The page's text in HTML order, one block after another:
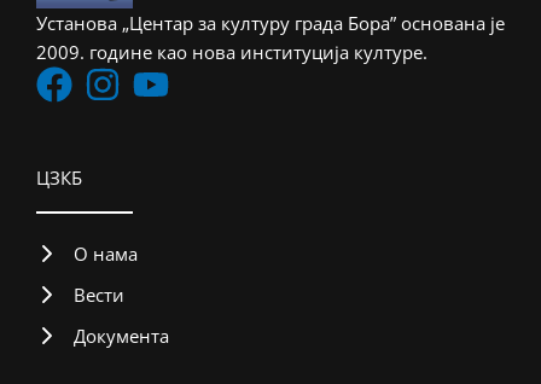
Установа „Центар за културу града Бора” основана је
2009. године као нова институција културе.
ЦЗКБ
О нама
Вести
Документа